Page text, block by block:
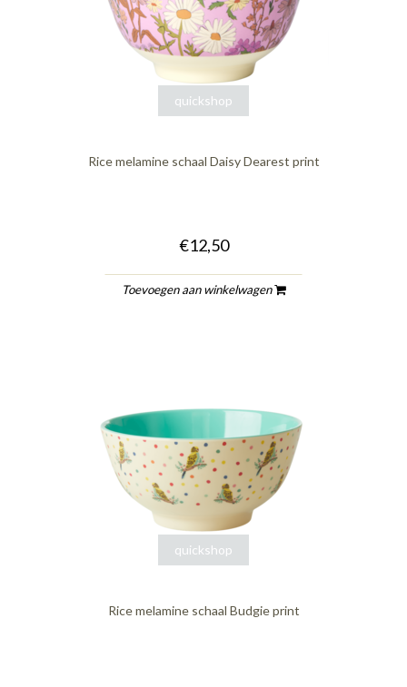
quickshop
Rice melamine schaal Daisy Dearest print
€12,50
Toevoegen aan winkelwagen
quickshop
Rice melamine schaal Budgie print